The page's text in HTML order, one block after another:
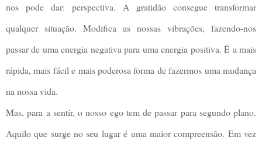
nos pode dar: perspectiva. A gratidão consegue transformar
qualquer situação. Modifica as nossas vibrações, fazendo-nos
passar de uma energia negativa para uma energia positiva. É a mais
rápida, mais fácil e mais poderosa forma de fazermos uma mudança
na nossa vida.
Mas, para a sentir, o nosso ego tem de passar para segundo plano.
Aquilo que surge no seu lugar é uma maior compreensão. Em vez